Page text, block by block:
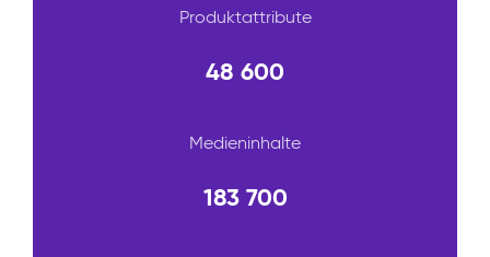
Produktattribute
48 600
Medieninhalte
183 700